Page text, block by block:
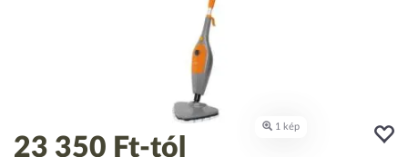
23 350 Ft-tól